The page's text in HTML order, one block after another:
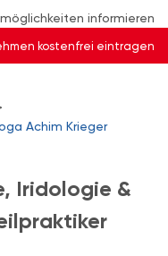
informieren
kostenfrei eintragen
Achim Krieger
Iridologie &